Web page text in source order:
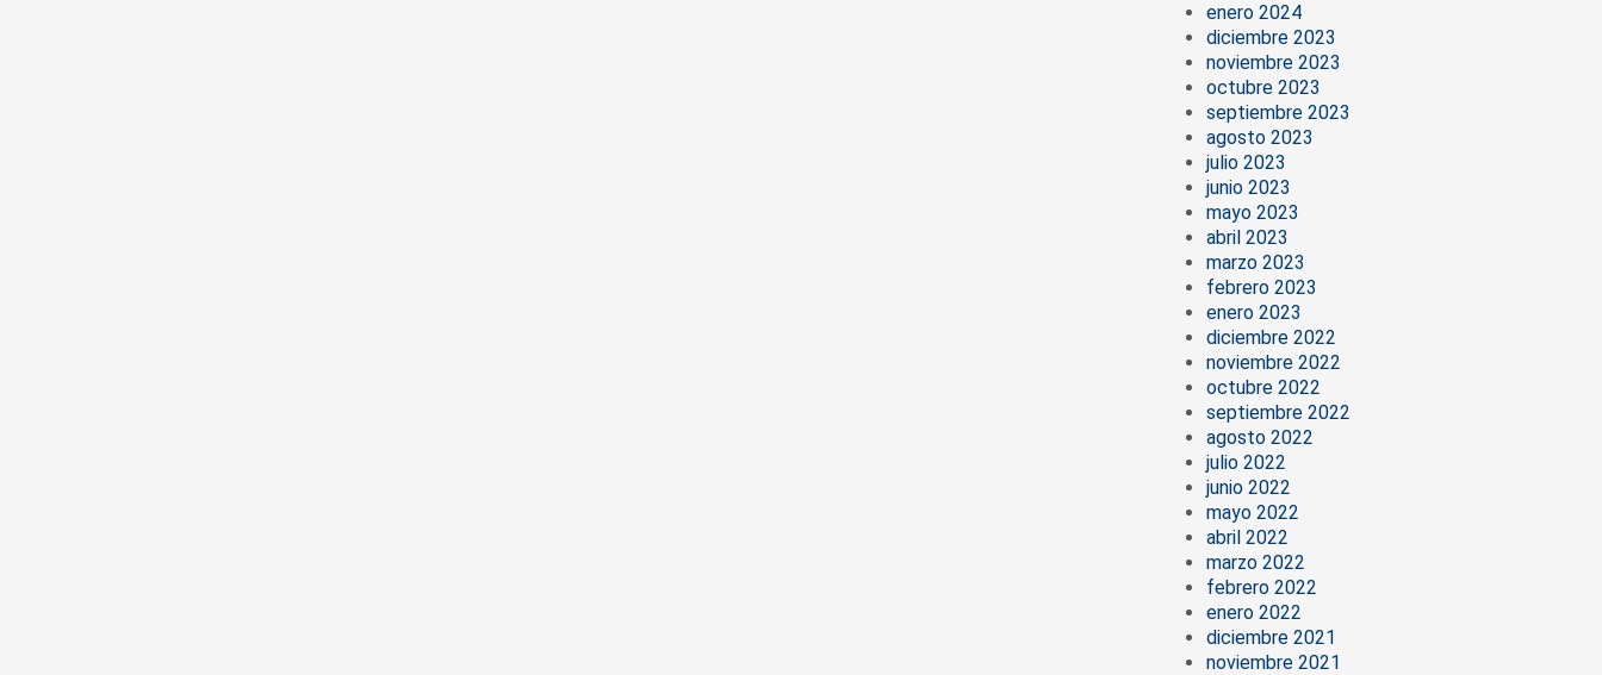
enero 2024
diciembre 2023
noviembre 2023
octubre 2023
septiembre 2023
agosto 2023
julio 2023
junio 2023
mayo 2023
abril 2023
marzo 2023
febrero 2023
enero 2023
diciembre 2022
noviembre 2022
octubre 2022
septiembre 2022
agosto 2022
julio 2022
junio 2022
mayo 2022
abril 2022
marzo 2022
febrero 2022
enero 2022
diciembre 2021
noviembre 2021